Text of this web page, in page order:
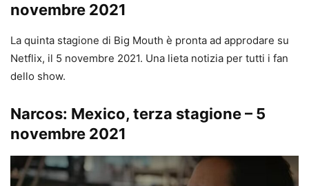
novembre 2021
La quinta stagione di Big Mouth è pronta ad approdare su
Netflix, il 5 novembre 2021. Una lieta notizia per tutti i fan
dello show.
Narcos: Mexico, terza stagione – 5
novembre 2021